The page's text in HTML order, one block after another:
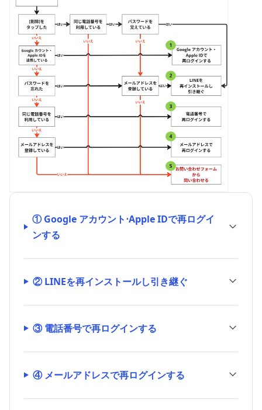
① Google アカウント⋅Apple IDで再ログイ
ンする
② LINEを再インストールし引き継ぐ
③ 電話番号で再ログインする
④ メールアドレスで再ログインする